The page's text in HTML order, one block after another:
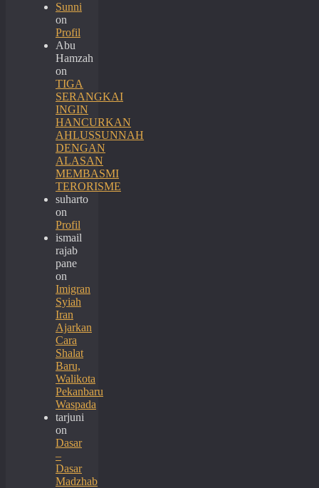
Sunni
on
Profil
Abu
Hamzah
on
TIGA
SERANGKAI
INGIN
HANCURKAN
AHLUSSUNNAH
DENGAN
ALASAN
MEMBASMI
TERORISME
suharto
on
Profil
ismail
rajab
pane
on
Imigran
Syiah
Iran
Ajarkan
Cara
Shalat
Baru,
Walikota
Pekanbaru
Waspada
tarjuni
on
Dasar
–
Dasar
Madzhab